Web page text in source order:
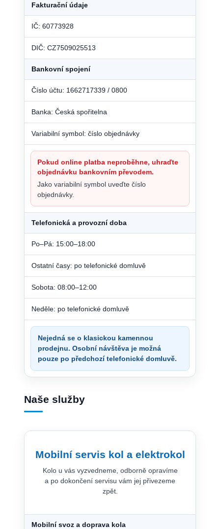
Fakturační údaje
IČ: 60773928
DIČ: CZ7509025513
Bankovní spojení
Číslo účtu: 1662717339 / 0800
Banka: Česká spořitelna
Variabilní symbol: číslo objednávky
Pokud online platba neproběhne, uhraďte
objednávku bankovním převodem.
Jako variabilní symbol uveďte číslo
objednávky.
Telefonická a provozní doba
Po–Pá: 15:00–18:00
Ostatní časy: po telefonické domluvě
Sobota: 08:00–12:00
Neděle: po telefonické domluvě
Nejedná se o klasickou kamennou
prodejnu. Osobní návštěva je možná
pouze po předchozí telefonické domluvě.
Naše služby
Mobilní servis kol a elektrokol
Kolo u vás vyzvedneme, odborně opravíme
a po dokončení servisu vám jej přivezeme
zpět.
Mobilní svoz a doprava kola